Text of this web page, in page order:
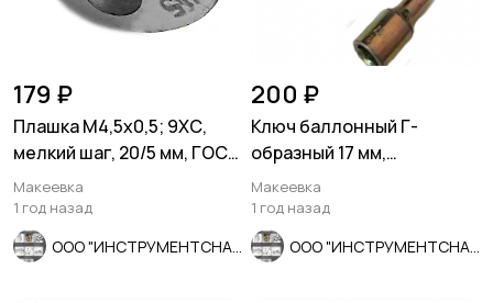
179 ₽
Плашка М4,5х0,5; 9ХС,
мелкий шаг, 20/5 мм, ГОСТ
7740-71, СССР
Макеевка
1 год назад
200 ₽
Ключ баллонный Г-
образный 17 мм,
изогнутый, с монтажной
лопаткой, оцин
Макеевка
1 год назад